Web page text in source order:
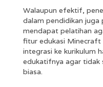
Walaupun efektif,
dalam pendidikan juga
mendapat pelatihan
fitur edukasi Minecraft
integrasi ke kurikulum
edukatifnya agar tidak
biasa.